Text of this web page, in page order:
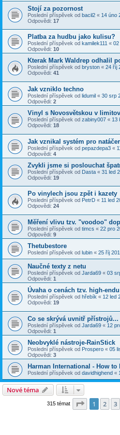
Stojí za pozornost
Poslední příspěvek od bacil2 « 14 úno
Odpovědi: 17
Platba za hudbu jako kulisu?
Poslední příspěvek od kamilek111 « 02
Odpovědi: 10
Kterak Mark Waldrep odhalil
Poslední příspěvek od bryston « 24 říj
Odpovědi: 41
Jak vzniklo techno
Poslední příspěvek od lidumil « 30 srp
Odpovědi: 2
Vinyl s Novosvětskou v
Poslední příspěvek od zabiny007 « 13
Odpovědi: 18
Jak vznikal systém pro
Poslední příspěvek od pepazdepa3 «
Odpovědi: 4
Zvykli jsme si poslouchat
Poslední příspěvek od Dasta « 31 led
Odpovědi: 19
Po vinylech jsou zpět i kazety
Poslední příspěvek od PetrD « 11 led
Odpovědi: 24
Měření vlivu tzv. "voodoo"
Poslední příspěvek od timcs « 22 pro
Odpovědi: 9
Thetubestore
Poslední příspěvek od lubin « 25 říj
Naučné texty z netu
Poslední příspěvek od Jarda69 « 03
Odpovědi: 1
Úvaha o cenách tzv. high-endu
Poslední příspěvek od hřebík « 12 led
Odpovědi: 19
Co se skrývá uvnitř přístrojů...
Poslední příspěvek od Jarda69 « 12
Odpovědi: 1
Neobvyklé nástroje-RainStick
Poslední příspěvek od Prospero « 05
Odpovědi: 3
Harman International - How to
Poslední příspěvek od davidhighend «
Nové téma
315 témat Stránka z
1 2 3